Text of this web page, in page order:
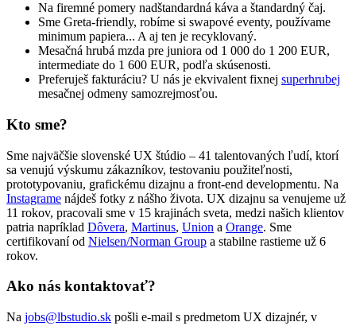
Na firemné pomery nadštandardná káva a štandardný čaj.
Sme Greta-friendly, robíme si swapové eventy, používame
minimum papiera... A aj ten je recyklovaný.
Mesačná hrubá mzda pre juniora od 1 000 do 1 200 EUR,
intermediate do 1 600 EUR, podľa skúsenosti.
Preferuješ fakturáciu? U nás je ekvivalent fixnej superhrubej
mesačnej odmeny samozrejmosťou.
Kto sme?
Sme najväčšie slovenské UX štúdio – 41 talentovaných ľudí, ktorí
sa venujú výskumu zákazníkov, testovaniu použiteľnosti,
prototypovaniu, grafickému dizajnu a front-end developmentu. Na
Instagrame nájdeš fotky z nášho života. UX dizajnu sa venujeme už
11 rokov, pracovali sme v 15 krajinách sveta, medzi našich klientov
patria napríklad Dôvera, Martinus, Union a Orange. Sme
certifikovaní od Nielsen/Norman Group a stabilne rastieme už 6
rokov.
Ako nás kontaktovať?
Na jobs@lbstudio.sk pošli e-mail s predmetom UX dizajnér, v